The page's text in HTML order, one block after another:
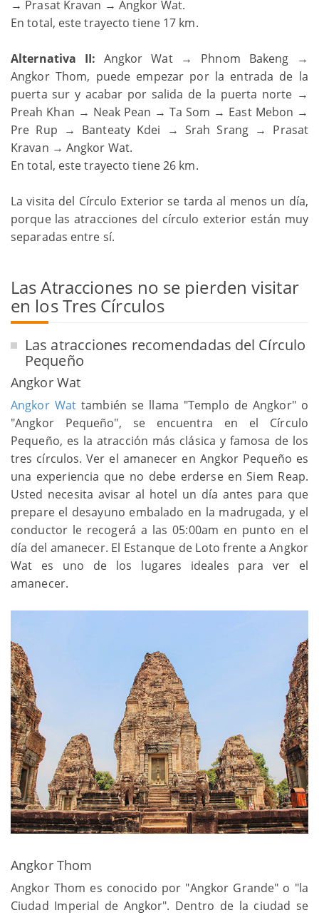
→ Prasat Kravan → Angkor Wat.
En total, este trayecto tiene 17 km.
Alternativa II: Angkor Wat → Phnom Bakeng →
Angkor Thom, puede empezar por la entrada de la
puerta sur y acabar por salida de la puerta norte →
Preah Khan → Neak Pean → Ta Som → East Mebon →
Pre Rup → Banteaty Kdei → Srah Srang → Prasat
Kravan → Angkor Wat.
En total, este trayecto tiene 26 km.
La visita del Círculo Exterior se tarda al menos un día,
porque las atracciones del círculo exterior están muy
separadas entre sí.
Las Atracciones no se pierden visitar
en los Tres Círculos
Las atracciones recomendadas del Círculo
Pequeño
Angkor Wat
Angkor Wat también se llama "Templo de Angkor" o
"Angkor Pequeño", se encuentra en el Círculo
Pequeño, es la atracción más clásica y famosa de los
tres círculos. Ver el amanecer en Angkor Pequeño es
una experiencia que no debe erderse en Siem Reap.
Usted necesita avisar al hotel un día antes para que
prepare el desayuno embalado en la madrugada, y el
conductor le recogerá a las 05:00am en punto en el
día del amanecer. El Estanque de Loto frente a Angkor
Wat es uno de los lugares ideales para ver el
amanecer.
Angkor Thom
Angkor Thom es conocido por "Angkor Grande" o "la
Ciudad Imperial de Angkor". Dentro de la ciudad se